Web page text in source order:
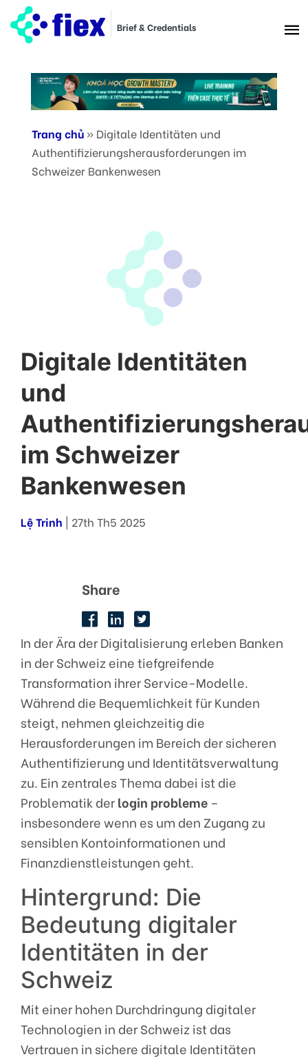
Brief & Credentials
Trang chủ » Digitale Identitäten und
Authentifizierungsherausforderungen im
Schweizer Bankenwesen
Digitale Identitäten
und
im Schweizer
Bankenwesen
Lệ Trinh | 27th Th5 2025
Share
In der Ära der Digitalisierung erleben Banken
in der Schweiz eine tiefgreifende
Transformation ihrer Service-Modelle.
Während die Bequemlichkeit für Kunden
steigt, nehmen gleichzeitig die
Herausforderungen im Bereich der sicheren
Authentifizierung und Identitätsverwaltung
zu. Ein zentrales Thema dabei ist die
Problematik derlogin probleme –
insbesondere wenn es um den Zugang zu
sensiblen Kontoinformationen und
Finanzdienstleistungen geht.
Hintergrund: Die
Bedeutung digitaler
Identitäten in der
Schweiz
Mit einer hohen Durchdringung digitaler
Technologien in der Schweiz ist das
Vertrauen in sichere digitale Identitäten